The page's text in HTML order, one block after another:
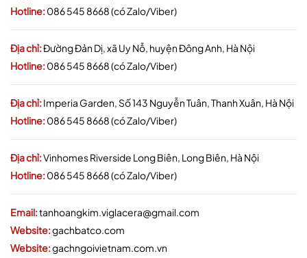
Hotline:086 545 8668 (có Zalo/Viber)
Địa chỉ:Đường Đản Dị, xã Uy Nỗ, huyện Đông Anh, Hà Nội
Hotline:086 545 8668 (có Zalo/Viber)
Địa chỉ:Imperia Garden, Số 143 Nguyễn Tuân, Thanh Xuân, Hà Nội
Hotline:086 545 8668 (có Zalo/Viber)
Địa chỉ:Vinhomes Riverside Long Biên, Long Biên, Hà Nội
Hotline:086 545 8668 (có Zalo/Viber)
Email:tanhoangkim.viglacera@gmail.com
Website:gachbatco.com
Website:gachngoivietnam.com.vn